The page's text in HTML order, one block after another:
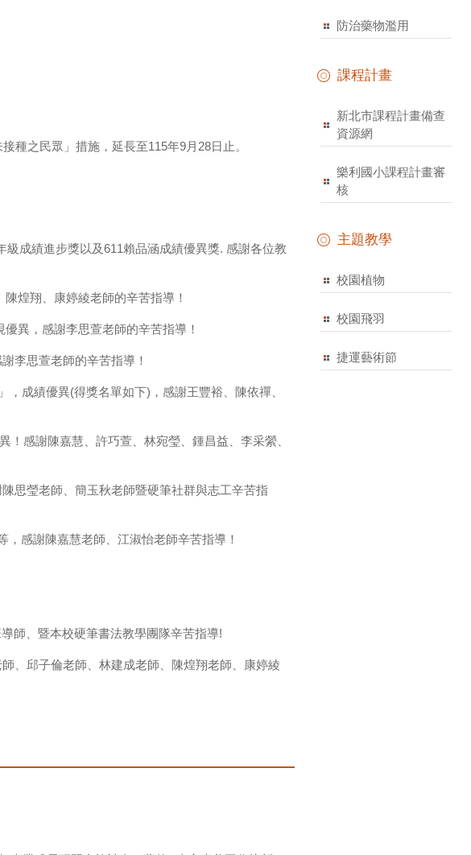
種之民眾」措施，延長至115年9月28日止。
成績進步獎以及611賴品涵成績優異獎. 感謝各位教
煌翔、康婷綾老師的辛苦指導！
異，感謝李思萱老師的辛苦指導！
李思萱老師的辛苦指導！
成績優異(得獎名單如下)，感謝王豐裕、陳依禪、
感謝陳嘉慧、許巧萱、林宛瑩、鍾昌益、李采縈、
思瑩老師、簡玉秋老師暨硬筆社群與志工辛苦指
感謝陳嘉慧老師、江淑怡老師辛苦指導！
師、暨本校硬筆書法教學團隊辛苦指導!
、邱子倫老師、林建成老師、陳煌翔老師、康婷綾
防治藥物濫用
課程計畫
新北市課程計畫備查
資源網
樂利國小課程計畫審
核
主題教學
校園植物
校園飛羽
捷運藝術節